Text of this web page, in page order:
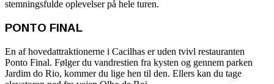
stemningsfulde oplevelser på hele turen.
PONTO FINAL
En af hovedattraktionerne i Cacilhas er uden tvivl restauranten
Ponto Final. Følger du vandrestien fra kysten og gennem parken
Jardim do Rio, kommer du lige hen til den. Ellers kan du tage